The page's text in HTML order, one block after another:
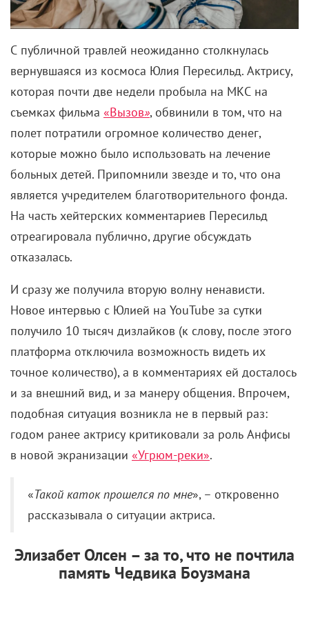
С публичной травлей неожиданно столкнулась
вернувшаяся из космоса Юлия Пересильд. Актрису,
которая почти две недели пробыла на МКС на
съемках фильма «Вызов», обвинили в том, что на
полет потратили огромное количество денег,
которые можно было использовать на лечение
больных детей. Припомнили звезде и то, что она
является учредителем благотворительного фонда.
На часть хейтерских комментариев Пересильд
отреагировала публично, другие обсуждать
отказалась.
И сразу же получила вторую волну ненависти.
Новое интервью с Юлией на YouTube за сутки
получило 10 тысяч дизлайков (к слову, после этого
платформа отключила возможность видеть их
точное количество), а в комментариях ей досталось
и за внешний вид, и за манеру общения. Впрочем,
подобная ситуация возникла не в первый раз:
годом ранее актрису критиковали за роль Анфисы
в новой экранизации «Угрюм-реки».
«Такой каток прошелся по мне», – откровенно
рассказывала о ситуации актриса.
Элизабет Олсен – за то, что не почтила
память Чедвика Боузмана